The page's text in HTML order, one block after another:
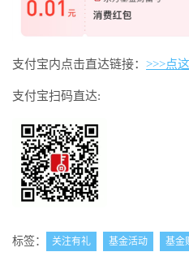
支付宝内点击直达链接： >>>点
支付宝扫码直达:
标签： 关注有礼 基金活动 基金